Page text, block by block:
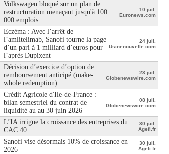
Volkswagen bloqué sur un plan de
restructuration menaçant jusqu'à 100
000 emplois
10 juil.
Euronews.com
Eczéma : Avec l’arrêt de
l’amlitelimab, Sanofi tourne la page
d’un pari à 1 milliard d’euros pour
l’après Dupixent
24 juil.
Usinenouvelle.com
Décision d’exercice d’option de
remboursement anticipé (make-
whole redemption)
23 juil.
Globenewswire.com
Crédit Agricole d'Ile-de-France :
bilan semestriel du contrat de
liquidité au au 30 juin 2026
08 juil.
Globenewswire.com
L’IA irrigue la croissance des entreprises du
CAC 40
30 juil.
Agefi.fr
Sanofi vise désormais 10% de croissance en
2026
30 juil.
Agefi.fr